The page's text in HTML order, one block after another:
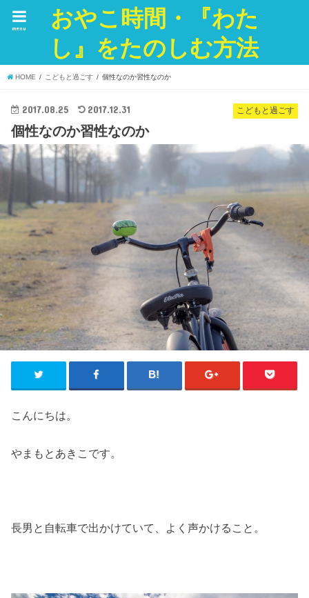
おやこ時間・『わた
し』をたのしむ方法
menu
HOME こどもと過ごす 個性なのか習性なのか
こどもと過ごす
2017.08.25 2017.12.31
個性なのか習性なのか
こんにちは。
やまもとあきこです。
長男と自転車で出かけていて、よく声かけること。